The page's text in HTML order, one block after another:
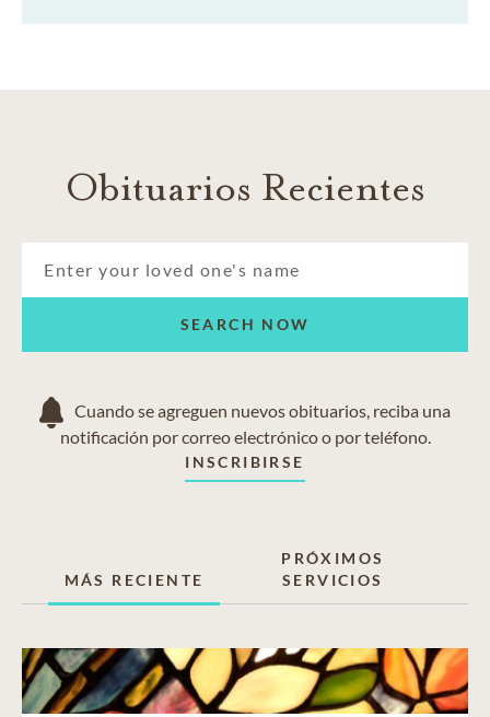
Obituarios Recientes
SEARCH NOW
Cuando se agreguen nuevos obituarios, reciba una
notificación por correo electrónico o por teléfono.
INSCRIBIRSE
MÁS RECIENTE
PRÓXIMOS
SERVICIOS